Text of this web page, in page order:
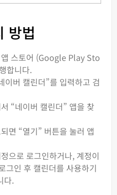
방법
앱 스토어 (Google Play Sto
합니다.
이버 캘린더”를 입력하고 검
“네이버 캘린더” 앱을 찾
면 “열기” 버튼을 눌러 앱
으로 로그인하거나, 계정이
그인 후 캘린더를 사용하기
다.